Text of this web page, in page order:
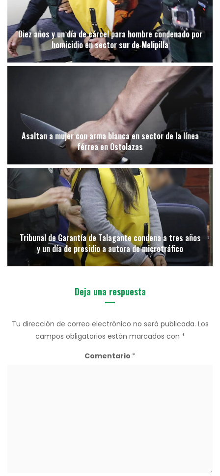
Diez años y un día de cárcel para hombre condenado por
homicidio en sector sur de Melipilla
Asaltan a mujer con arma blanca en sector de la línea
férrea en Ostolazas
Tribunal de Garantía de Talagante condena a tres años
y un día de presidio a autora de microtráfico
Deja una respuesta
Tu dirección de correo electrónico no será publicada. Los
campos obligatorios están marcados con *
Comentario *